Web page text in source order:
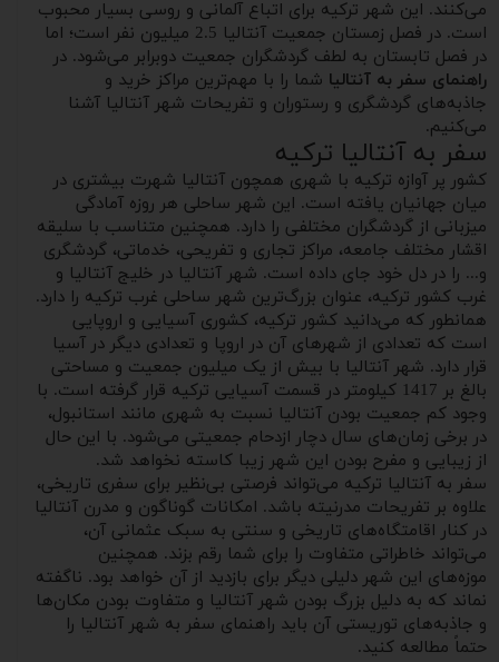
می‌کنند. این شهر ترکیه برای اتباع آلمانی و روسی بسیار محبوب
است. در فصل زمستان جمعیت آنتالیا 2.5 میلیون نفر است؛ اما
در فصل تابستان به لطف گردشگران جمعیت دوبرابر می‌شود. در
راهنمای سفر به آنتالیا شما را با مهم‌ترین مراکز خرید و
جاذبه‌های گردشگری و رستوران و تفریحات شهر آنتالیا آشنا
می‌کنیم.
سفر به آنتالیا ترکیه
کشور پر آوازه ترکیه با شهری همچون آنتالیا شهرت بیشتری در
میان جهانیان یافته است. این شهر ساحلی هر روزه آمادگی
میزبانی از گردشگران مختلفی را دارد.‌ همچنین متناسب با سلیقه
اقشار مختلف جامعه، مراکز تجاری و تفریحی، خدماتی، گردشگری
و... را در دل خود جای داده است. شهر آنتالیا در خلیج آنتالیا و
غرب کشور ترکیه، عنوان بزرگ‌ترین شهر ساحلی غرب ترکیه را دارد.
همانطور که می‌دانید کشور ترکیه، کشوری آسیایی و اروپایی
است که تعدادی از شهرهای آن در اروپا و تعدادی دیگر در آسیا
قرار دارد. شهر آنتالیا با بیش از یک میلیون جمعیت و مساحتی
بالغ بر 1417 کیلومتر در قسمت آسیایی ترکیه قرار گرفته است. با
وجود کم جمعیت بودن آنتالیا نسبت به شهری مانند استانبول،
در برخی زمان‌های سال دچار ازدحام جمعیتی می‌شود. با این حال
از زیبایی و مفرح بودن این شهر زیبا کاسته نخواهد شد.
سفر به آنتالیا ترکیه می‌تواند فرصتی بی‌نظیر برای سفری تاریخی،
علاوه بر تفریحات مدرنیته باشد. امکانات گوناگون و مدرن آنتالیا
در کنار اقامتگاه‌های تاریخی و سنتی به سبک عثمانی آن،
می‌تواند خاطراتی متفاوت را برای شما رقم بزند. همچنین
موزه‌های این شهر دلیلی دیگر برای بازدید از آن خواهد بود. ناگفته
نماند که به دلیل بزرگ بودن شهر آنتالیا و متفاوت بودن مکان‌ها
و جاذبه‌های توریستی آن باید راهنمای سفر به شهر آنتالیا را
حتماً مطالعه کنید.